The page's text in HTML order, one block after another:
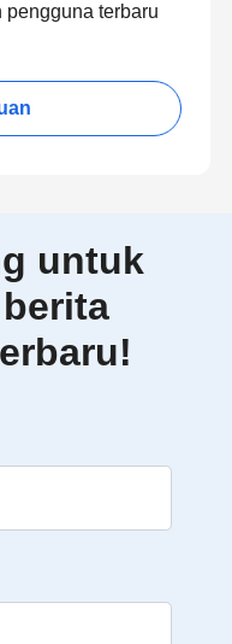
terbaru
untuk